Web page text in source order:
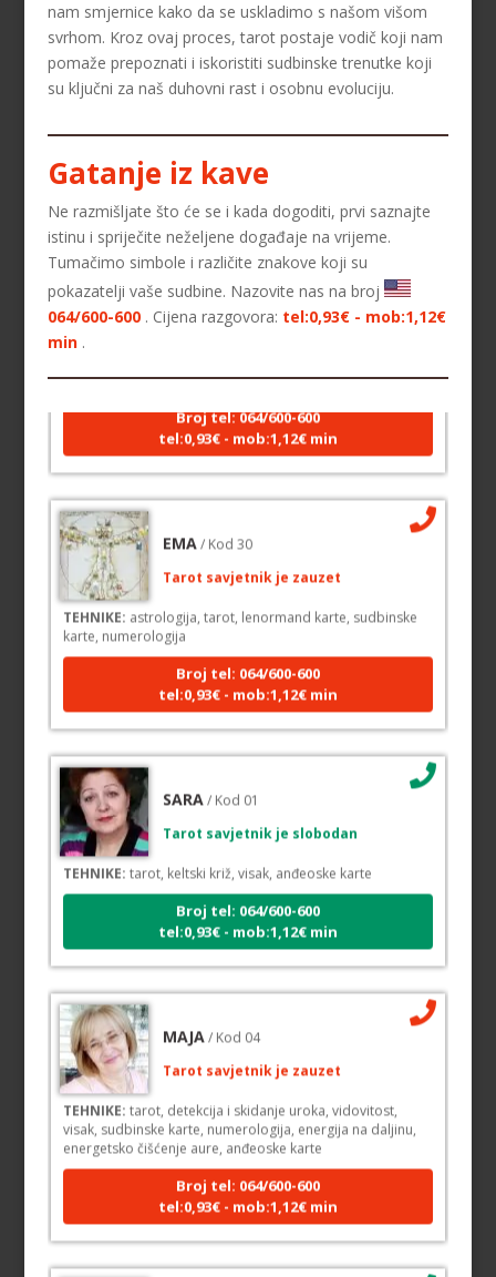
nam smjernice kako da se uskladimo s našom višom
svrhom. Kroz ovaj proces, tarot postaje vodič koji nam
pomaže prepoznati i iskoristiti sudbinske trenutke koji
su ključni za naš duhovni rast i osobnu evoluciju.
Gatanje iz kave
Ne razmišljate što će se i kada dogoditi, prvi saznajte
istinu i spriječite neželjene događaje na vrijeme.
Tumačimo simbole i različite znakove koji su
pokazatelji vaše sudbine. Nazovite nas na broj
064/600-600 . Cijena razgovora: tel:0,93€ - mob:1,12€
min .
LUCIJA
/ Kod #136
Tarot savjetnik je zauzet
tel:0,93€ - mob:1,12€ min
Tarot savjetnik je zauzet
TEHNIKE:astrologija, tarot, lenormand karte, sudbinske
karte, numerologija
Broj tel: 064/600-600
tel:0,93€ - mob:1,12€ min
Tarot savjetnik je slobodan
TEHNIKE: tarot, keltski križ, visak, anđeoske karte
Broj tel: 064/600-600
tel:0,93€ - mob:1,12€ min
Tarot savjetnik je zauzet
TEHNIKE:tarot, detekcija i skidanje uroka, vidovitost,
visak, sudbinske karte, numerologija, energija na daljinu,
energetsko čišćenje aure, anđeoske karte
Broj tel: 064/600-600
tel:0,93€ - mob:1,12€ min